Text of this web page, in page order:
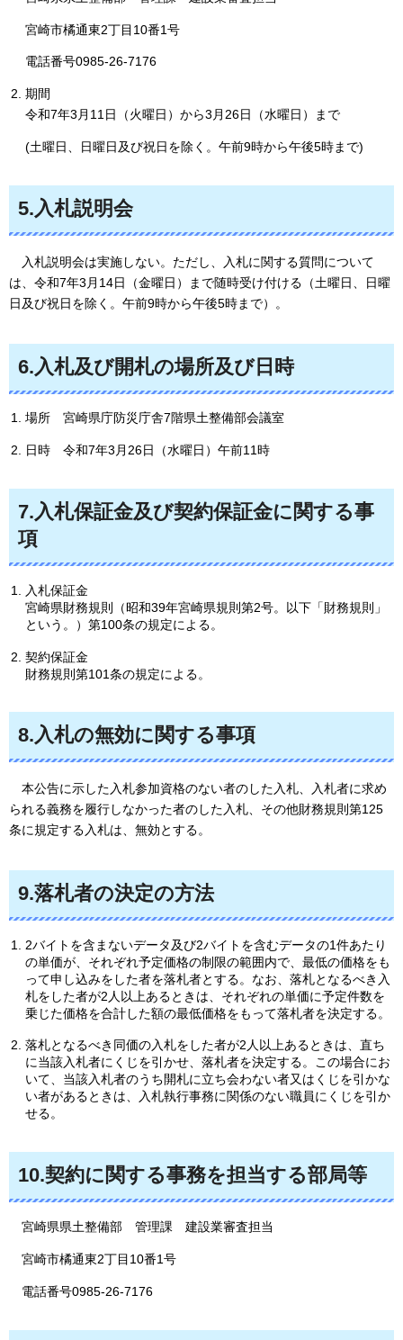
宮崎市橘通東2丁目10番1号
電話番号0985-26-7176
期間
令和7年3月11日（火曜日）から3月26日（水曜日）まで
(土曜日、日曜日及び祝日を除く。午前9時から午後5時まで)
5.入札説明会
入札説明会は実施しない。ただし、入札に関する質問について
は、令和7年3月14日（金曜日）まで随時受け付ける（土曜日、日曜
日及び祝日を除く。午前9時から午後5時まで）。
6.入札及び開札の場所及び日時
場所 宮崎県庁防災庁舎7階県土整備部会議室
日時 令和7年3月26日（水曜日）午前11時
7.入札保証金及び契約保証金に関する事
項
入札保証金
宮崎県財務規則（昭和39年宮崎県規則第2号。以下「財務規則」
という。）第100条の規定による。
契約保証金
財務規則第101条の規定による。
8.入札の無効に関する事項
本公告に示した入札参加資格のない者のした入札、入札者に求め
られる義務を履行しなかった者のした入札、その他財務規則第125
条に規定する入札は、無効とする。
9.落札者の決定の方法
2バイトを含まないデータ及び2バイトを含むデータの1件あたり
の単価が、それぞれ予定価格の制限の範囲内で、最低の価格をも
って申し込みをした者を落札者とする。なお、落札となるべき入
札をした者が2人以上あるときは、それぞれの単価に予定件数を
乗じた価格を合計した額の最低価格をもって落札者を決定する。
落札となるべき同価の入札をした者が2人以上あるときは、直ち
に当該入札者にくじを引かせ、落札者を決定する。この場合にお
いて、当該入札者のうち開札に立ち会わない者又はくじを引かな
い者があるときは、入札執行事務に関係のない職員にくじを引か
せる。
10.契約に関する事務を担当する部局等
宮崎県県土整備部 管理課 建設業審査担当
宮崎市橘通東2丁目10番1号
電話番号0985-26-7176